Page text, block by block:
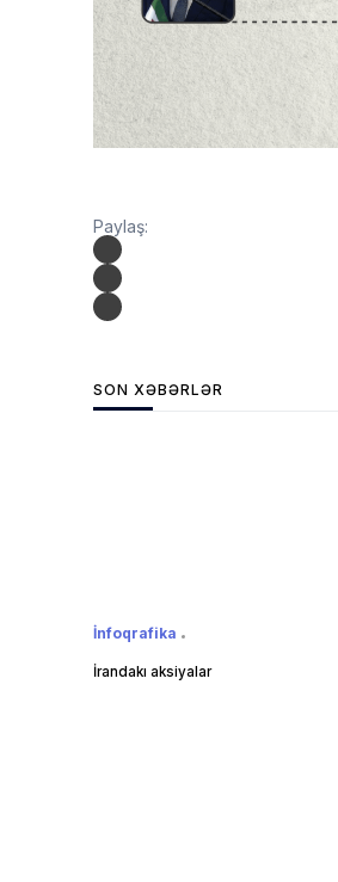
Paylaş:
SON XƏBƏRLƏR
İnfoqrafika
İrandakı aksiyalar